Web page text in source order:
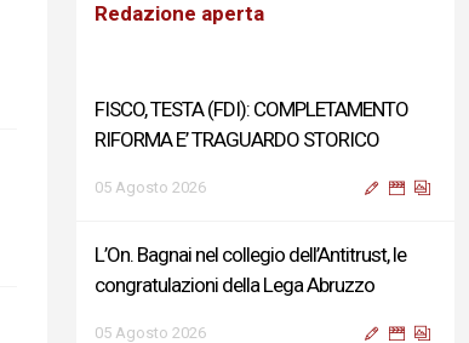
Redazione aperta
FISCO, TESTA (FDI): COMPLETAMENTO
RIFORMA E’ TRAGUARDO STORICO
05 Agosto 2026
L’On. Bagnai nel collegio dell’Antitrust, le
congratulazioni della Lega Abruzzo
05 Agosto 2026